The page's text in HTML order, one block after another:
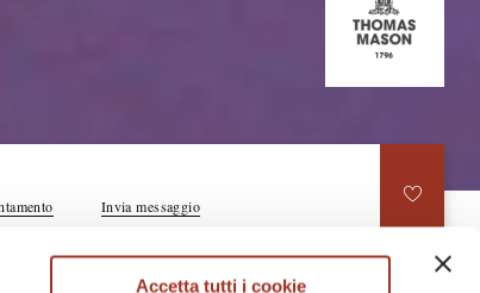
Accetta tutti i cookie
Invia messaggio